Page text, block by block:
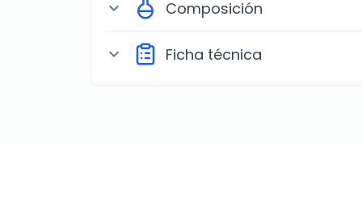
expand_more Composición
expand_more Ficha técnica